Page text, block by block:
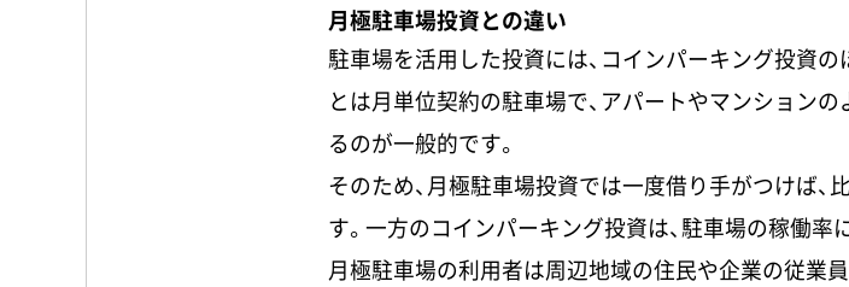
月極駐車場投資との違い
駐車場を活用した投資には、コインパーキング投資
とは月単位契約の駐車場で、アパートやマンション
るのが一般的です。
そのため、月極駐車場投資では一度借り手がつけば
す。一方のコインパーキング投資は、駐車場の稼働率
月極駐車場の利用者は周辺地域の住民や企業の従業